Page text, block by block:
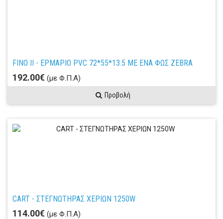
FINO II - ΕΡΜΑΡΙΟ PVC 72*55*13.5 ΜΕ ΕΝΑ ΦΩΣ ZEBRA
192.00€ (με Φ.Π.Α)
Προβολή
CART - ΣΤΕΓΝΩΤΗΡΑΣ ΧΕΡΙΩΝ 1250W
114.00€ (με Φ.Π.Α)